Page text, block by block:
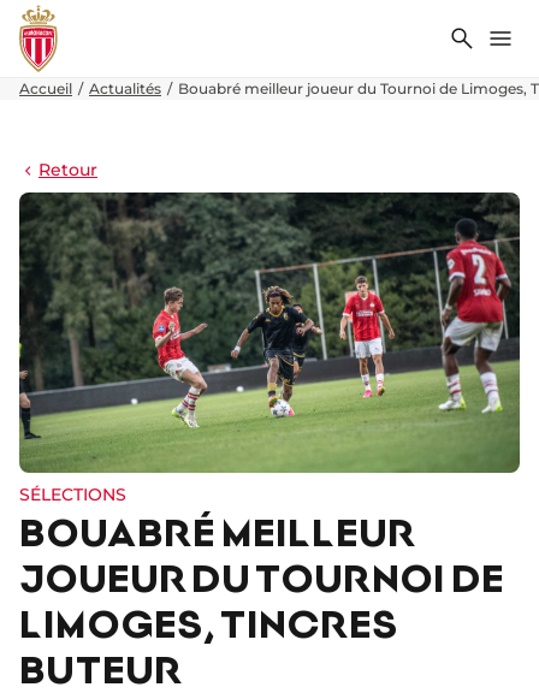
Accueil Actualités Bouabré meilleur joueur du Tournoi de Limoges,
Retour
SÉLECTIONS
BOUABRÉ MEILLEUR
JOUEUR DU TOURNOI DE
LIMOGES, TINCRES
BUTEUR